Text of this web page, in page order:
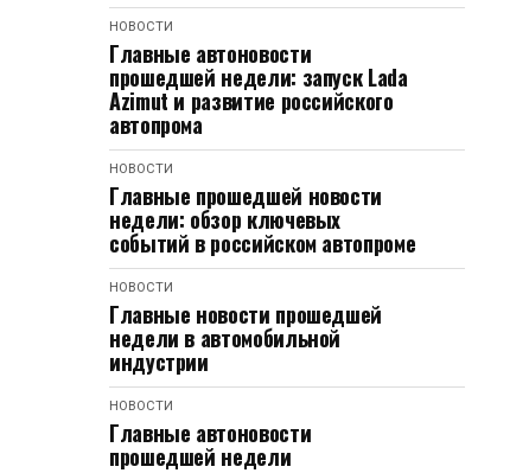
НОВОСТИ
Главные автоновости
прошедшей недели: запуск Lada
Azimut и развитие российского
автопрома
НОВОСТИ
Главные прошедшей новости
недели: обзор ключевых
событий в российском автопроме
НОВОСТИ
Главные новости прошедшей
недели в автомобильной
индустрии
НОВОСТИ
Главные автоновости
прошедшей недели